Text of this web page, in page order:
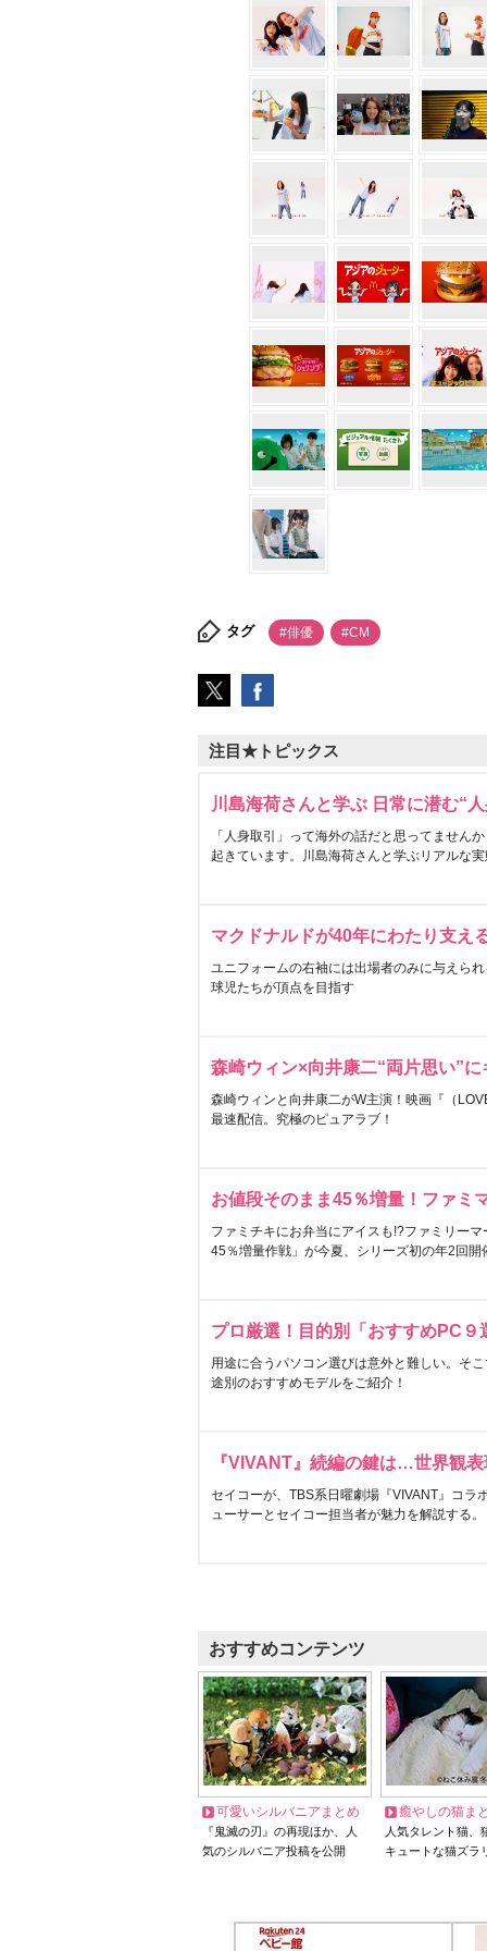
タグ #俳優 #CM
注目★トピックス
川島海荷さんと学ぶ 日常に潜む“
「人身取引」って海外の話だと思ってません
起きています。川島海荷さんと学ぶリアルな
マクドナルドが40年にわたり支え
ユニフォームの右袖には出場者のみに与えら
球児たちが頂点を目指す
森崎ウィン×向井康二“両片思い”
森崎ウィンと向井康二がW主演！映画『（
最速配信。究極のピュアラブ！
お値段そのまま45％増量！ファミ
ファミチキにお弁当にアイスも!?ファミリー
45％増量作戦」が今夏、シリーズ初の年2回開
プロ厳選！目的別「おすすめPC９
用途に合うパソコン選びは意外と難しい。そ
途別のおすすめモデルをご紹介！
『VIVANT』続編の鍵は…世界観
セイコーが、TBS系日曜劇場『VIVANT』コラ
ューサーとセイコー担当者が魅力を解説する。
おすすめコンテンツ
可愛いシルバニアまとめ
『鬼滅の刃』の再現ほか、人
気のシルバニア投稿を公開
癒やしの猫ま
人気タレント猫
キュートな猫ズラ